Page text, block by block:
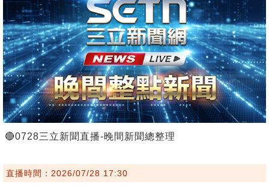
🔴0728三立新聞直播-晚間新聞總整理
直播時間：2026/07/28 17:30